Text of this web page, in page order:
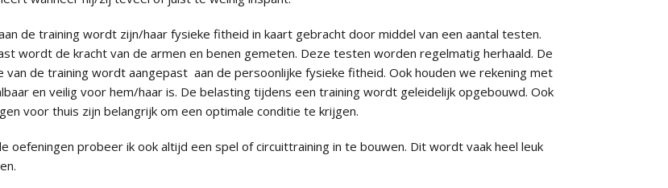
de training wordt zijn/haar fysieke fitheid in kaart gebracht door middel van een aantal testen.
wordt de kracht van de armen en benen gemeten. Deze testen worden regelmatig herhaald. De
van de training wordt aangepast aan de persoonlijke fysieke fitheid. Ook houden we rekening met
en veilig voor hem/haar is. De belasting tijdens een training wordt geleidelijk opgebouwd. Ook
voor thuis zijn belangrijk om een optimale conditie te krijgen.
oefeningen probeer ik ook altijd een spel of circuittraining in te bouwen. Dit wordt vaak heel leuk